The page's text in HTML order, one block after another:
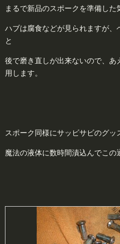
まるで新品のスポークを準備した
ハブは腐食などが見られますが、
と
後で磨き直しが出来ないので、あ
用します。
スポーク同様にサッビサビのグッ
魔法の液体に数時間漬込んでこの